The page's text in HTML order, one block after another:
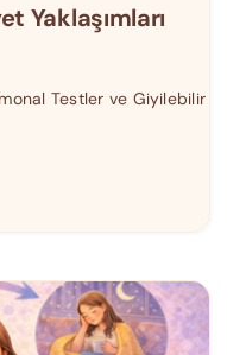
Yaklaşımları
Testler ve Giyilebilir